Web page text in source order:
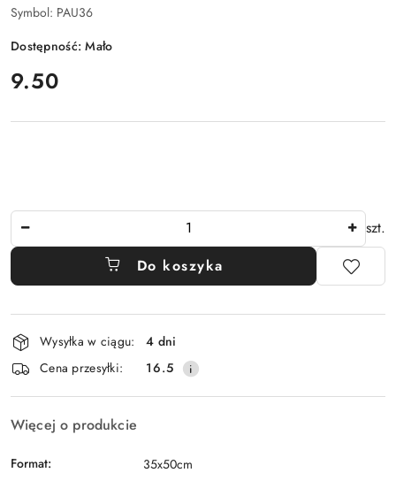
Symbol: PAU36
Dostępność:Mało
cena:
9.50
szt.
Do koszyka
Dostępność
i
dostawa
Wysyłka w ciągu:
4 dni
Cena przesyłki:
16.5
Więcej o produkcie
Format: 35x50cm